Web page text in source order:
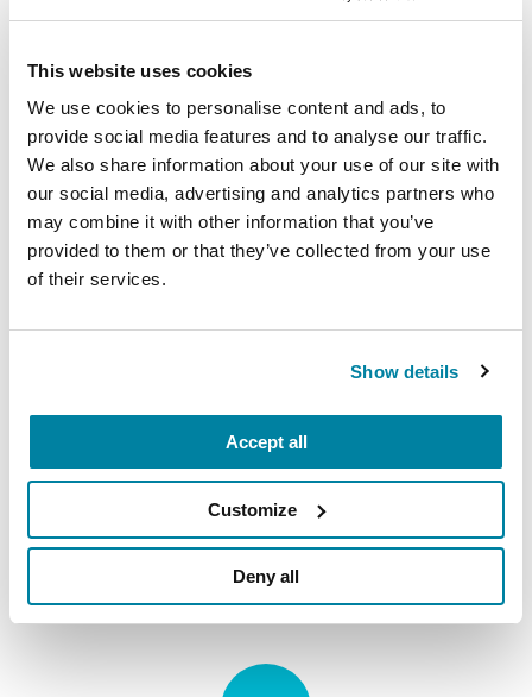
This website uses cookies
We use cookies to personalise content and ads, to
provide social media features and to analyse our traffic.
We also share information about your use of our site with
our social media, advertising and analytics partners who
may combine it with other information that you’ve
provided to them or that they’ve collected from your use
of their services.
Show details
Accept all
Customize
Deny all
LEER AHORA
Descubre nuestros recursos
disponibles en español.